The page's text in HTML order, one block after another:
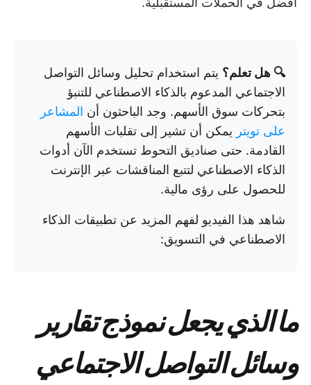
🔍 هل تعلم؟ يتم استخدام تحليل وسائل التواصل
الاجتماعي المدعوم بالذكاء الاصطناعي للتنبؤ
بتحركات سوق الأسهم. وجد الباحثون أن المشاعر
على تويتر يمكن أن تشير إلى تقلبات الأسهم
القادمة. حتى صناديق التحوط تستخدم الآن أدوات
الذكاء الاصطناعي لتتبع المناقشات عبر الإنترنت
للحصول على رؤى مالية.
شاهد هذا الفيديو لفهم المزيد عن تطبيقات الذكاء
الاصطناعي في التسويق:
ما الذي يجعل نموذج تقارير
وسائل التواصل الاجتماعي